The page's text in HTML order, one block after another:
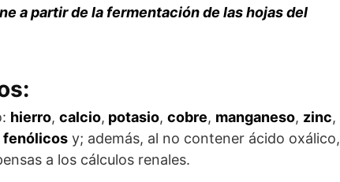
a partir de la fermentación de las hojas del
hierro, calcio, potasio, cobre, manganeso, zinc,
fenólicos y; además, al no contener ácido oxálico,
a los cálculos renales.